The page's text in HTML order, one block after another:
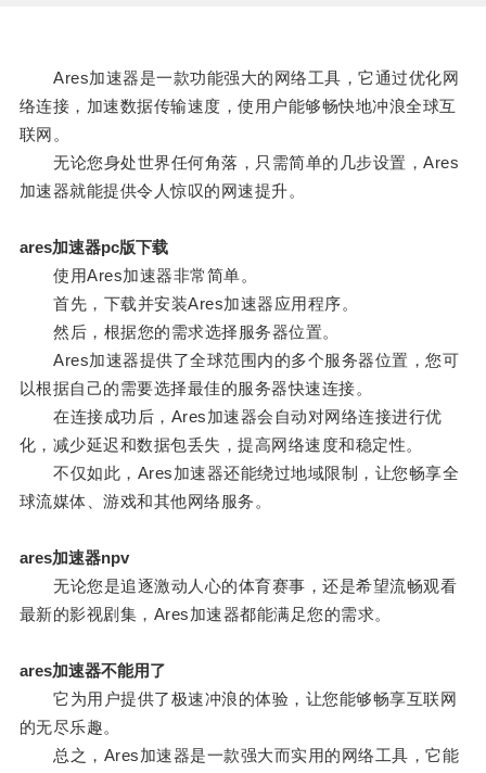
Ares加速器是一款功能强大的网络工具，它通过优化网
络连接，加速数据传输速度，使用户能够畅快地冲浪全球互
联网。
无论您身处世界任何角落，只需简单的几步设置，Ares
加速器就能提供令人惊叹的网速提升。
ares加速器pc版下载
使用Ares加速器非常简单。
首先，下载并安装Ares加速器应用程序。
然后，根据您的需求选择服务器位置。
Ares加速器提供了全球范围内的多个服务器位置，您可
以根据自己的需要选择最佳的服务器快速连接。
在连接成功后，Ares加速器会自动对网络连接进行优
化，减少延迟和数据包丢失，提高网络速度和稳定性。
不仅如此，Ares加速器还能绕过地域限制，让您畅享全
球流媒体、游戏和其他网络服务。
ares加速器npv
无论您是追逐激动人心的体育赛事，还是希望流畅观看
最新的影视剧集，Ares加速器都能满足您的需求。
ares加速器不能用了
它为用户提供了极速冲浪的体验，让您能够畅享互联网
的无尽乐趣。
总之，Ares加速器是一款强大而实用的网络工具，它能